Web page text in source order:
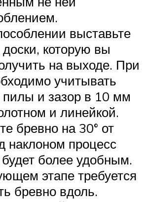
выставьте
которую вы
на выходе. При
учитывать
и зазор в 10 мм
и линейкой.
бревно на 30° от
наклоном процесс
более удобным.
этапе требуется
бревно вдоль.